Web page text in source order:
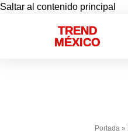
Saltar al contenido principal
TREND
MÉXICO
Portada »